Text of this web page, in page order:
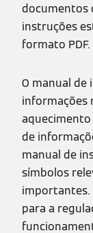
documentos
instruções
formato PDF.
O manual de
informações
de
manual de
símbolos
importantes.
para a